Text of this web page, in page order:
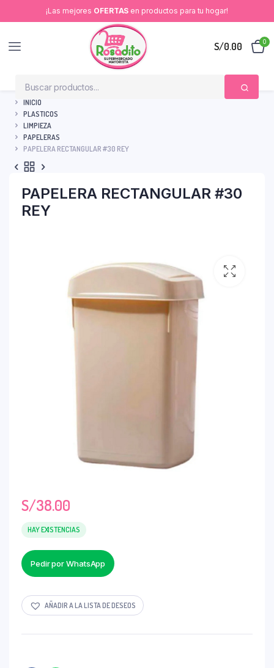
¡Las mejores OFERTAS en productos para tu hogar!
S/0.00 0
INICIO
PLASTICOS
LIMPIEZA
PAPELERAS
PAPELERA RECTANGULAR #30 REY
PAPELERA RECTANGULAR #30
REY
S/38.00
HAY EXISTENCIAS
Pedir por WhatsApp
AÑADIR A LA LISTA DE DESEOS